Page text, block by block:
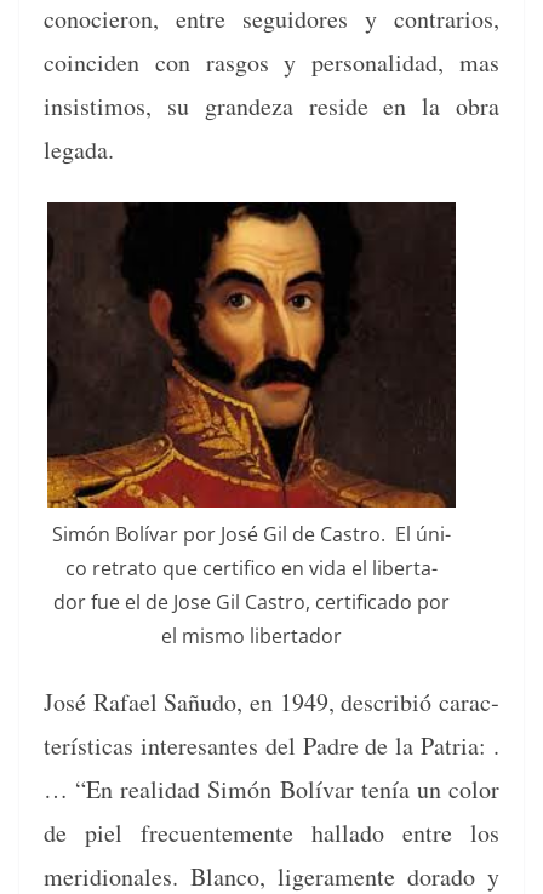
conocieron, entre seguidores y con­trar­ios,
coin­ci­den con ras­gos y per­son­al­i­dad, mas
insis­ti­mos, su grandeza reside en la obra
legada.
Simón Bolí­var por José Gil de Cas­tro. El úni­
co retra­to que cer­ti­fi­co en vida el lib­er­ta­
dor fue el de Jose Gil Cas­tro, cer­ti­fi­ca­do por
el mis­mo libertador
José Rafael Sañu­do, en 1949, describió car­ac­
terís­ti­cas intere­santes del Padre de la Patria: .
… “En real­i­dad Simón Bolí­var tenía un col­or
de piel fre­cuente­mente hal­la­do entre los
merid­ionales. Blan­co, lig­era­mente dora­do y